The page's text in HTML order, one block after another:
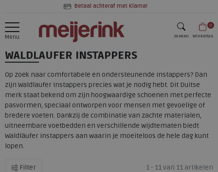
Betaal achteraf met Klarna!
Menu zoeken
0
Winkeltas
WALDLAUFER INSTAPPERS
Op zoek naar comfortabele en ondersteunende instappers? Dan
zijn Waldlaufer instappers precies wat je nodig hebt. Dit Duitse
merk staat bekend om zijn hoogwaardige schoenen met perfecte
pasvormen, speciaal ontworpen voor mensen met gevoelige of
bredere voeten. Dankzij de combinatie van zachte materialen,
uitneembare voetbedden en verschillende wijdtematen biedt
Waldläufer instappers aan waarin je moeiteloos de hele dag kunt
lopen.
Filter 1 - 11 van 11 artikelen